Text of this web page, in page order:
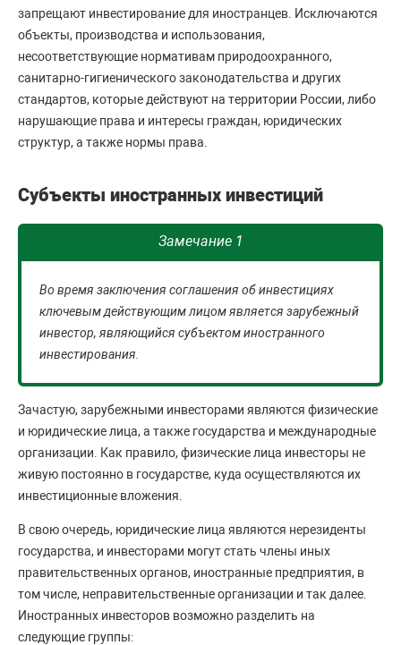
запрещают инвестирование для иностранцев. Исключаются
объекты, производства и использования,
несоответствующие нормативам природоохранного,
санитарно-гигиенического законодательства и других
стандартов, которые действуют на территории России, либо
нарушающие права и интересы граждан, юридических
структур, а также нормы права.
Субъекты иностранных инвестиций
Замечание 1
Во время заключения соглашения об инвестициях
ключевым действующим лицом является зарубежный
инвестор, являющийся субъектом иностранного
инвестирования.
Зачастую, зарубежными инвесторами являются физические
и юридические лица, а также государства и международные
организации. Как правило, физические лица инвесторы не
живую постоянно в государстве, куда осуществляются их
инвестиционные вложения.
В свою очередь, юридические лица являются нерезиденты
государства, и инвесторами могут стать члены иных
правительственных органов, иностранные предприятия, в
том числе, неправительственные организации и так далее.
Иностранных инвесторов возможно разделить на
следующие группы: